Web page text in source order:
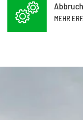
Abbruch
MEHR